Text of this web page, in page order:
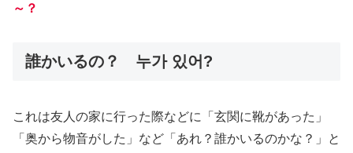
～？
誰かいるの？ 누가 있어?
これは友人の家に行った際などに「玄関に靴があった」
「奥から物音がした」など「あれ？誰かいるのかな？」と